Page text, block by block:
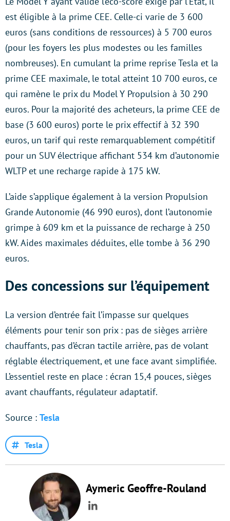
est éligible à la prime CEE. Celle-ci varie de 3 600
euros (sans conditions de ressources) à 5 700 euros
(pour les foyers les plus modestes ou les familles
nombreuses). En cumulant la prime reprise Tesla et la
prime CEE maximale, le total atteint 10 700 euros, ce
qui ramène le prix du Model Y Propulsion à 30 290
euros. Pour la majorité des acheteurs, la prime CEE de
base (3 600 euros) porte le prix effectif à 32 390
euros, un tarif qui reste remarquablement compétitif
pour un SUV électrique affichant 534 km d’autonomie
WLTP et une recharge rapide à 175 kW.
L’aide s’applique également à la version Propulsion
Grande Autonomie (46 990 euros), dont l’autonomie
grimpe à 609 km et la puissance de recharge à 250
kW. Aides maximales déduites, elle tombe à 36 290
euros.
Des concessions sur l’équipement
La version d’entrée fait l’impasse sur quelques
éléments pour tenir son prix : pas de sièges arrière
chauffants, pas d’écran tactile arrière, pas de volant
réglable électriquement, et une face avant simplifiée.
L’essentiel reste en place : écran 15,4 pouces, sièges
avant chauffants, régulateur adaptatif.
Source : Tesla
Tesla
Aymeric Geoffre-Rouland
LinkedIn